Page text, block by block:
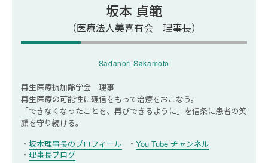
運動不足で膝がポキポキ鳴る場合の対処法
膝下ストレッチ
体重管理
靴の選び方
長時間同じ姿勢を避ける工夫
坂本 貞範
（医療法人美喜有会 理事長）
Sadanori Sakamoto
再生医療抗加齢学会 理事
再生医療の可能性に確信をもって治療をおこなう。
「できなくなったことを、再びできるように」を信条に患者の笑
顔を守り続ける。
坂本理事長のプロフィール
You Tube チャンネル
理事長ブログ